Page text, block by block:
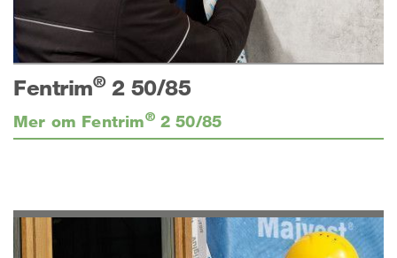
Fentrim®2 50/85
Mer om Fentrim®2 50/85